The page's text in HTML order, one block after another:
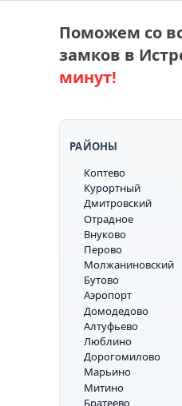
Поможем со
замков в
минут!
РАЙОНЫ
Коптево
Курортный
Дмитровский
Отрадное
Внуково
Перово
Молжаниновский
Бутово
Аэропорт
Домодедово
Алтуфьево
Люблино
Дорогомилово
Марьино
Митино
Братеево